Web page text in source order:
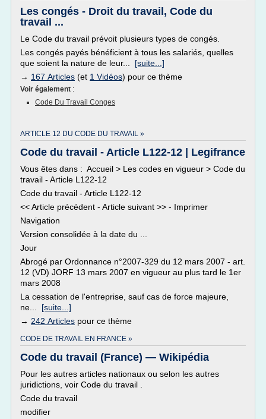
Les congés - Droit du travail, Code du
travail ...
Le Code du travail prévoit plusieurs types de congés.
Les congés payés bénéficient à tous les salariés, quelles
que soient la nature de leur... [suite...]
→ 167 Articles (et 1 Vidéos) pour ce thème
Voir également :
Code Du Travail Conges
ARTICLE 12 DU CODE DU TRAVAIL »
Code du travail - Article L122-12 | Legifrance
Vous êtes dans : Accueil > Les codes en vigueur > Code du
travail - Article L122-12
Code du travail - Article L122-12
<< Article précédent - Article suivant >> - Imprimer
Navigation
Version consolidée à la date du ...
Jour
Abrogé par Ordonnance n°2007-329 du 12 mars 2007 - art.
12 (VD) JORF 13 mars 2007 en vigueur au plus tard le 1er
mars 2008
La cessation de l'entreprise, sauf cas de force majeure,
ne... [suite...]
→ 242 Articles pour ce thème
CODE DE TRAVAIL EN FRANCE »
Code du travail (France) — Wikipédia
Pour les autres articles nationaux ou selon les autres
juridictions, voir Code du travail .
Code du travail
modifier